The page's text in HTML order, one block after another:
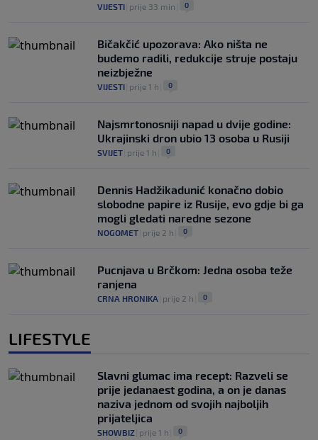
VIJESTI prije 33 min 0
Bičakčić upozorava: Ako ništa ne
budemo radili, redukcije struje postaju
neizbježne
VIJESTI prije 1 h 0
Najsmrtonosniji napad u dvije godine:
Ukrajinski dron ubio 13 osoba u Rusiji
SVIJET prije 1 h 0
Dennis Hadžikadunić konačno dobio
slobodne papire iz Rusije, evo gdje bi ga
mogli gledati naredne sezone
NOGOMET prije 2 h 0
Pucnjava u Brčkom: Jedna osoba teže
ranjena
CRNA HRONIKA prije 2 h 0
LIFESTYLE
Slavni glumac ima recept: Razveli se
prije jedanaest godina, a on je danas
naziva jednom od svojih najboljih
prijateljica
SHOWBIZ prije 1 h 0